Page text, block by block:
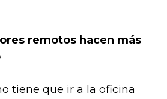
remotos hacen más
tiene que ir a la oficina